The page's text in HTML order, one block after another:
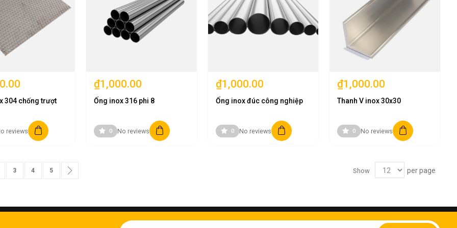
304 chống trượt
reviews
₫1,000.00
Ống inox 316 phi 8
0 No reviews
₫1,000.00
Ống inox đúc công nghiệp
0 No reviews
₫1,000.00
Thanh V inox 30x30
0 No reviews
reading page
Page
3 Page
4 Page
5 Show per page